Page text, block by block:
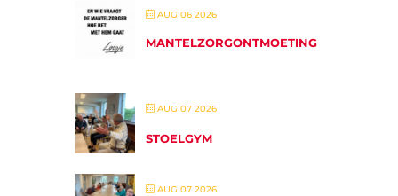
AUG 06 2026
MANTELZORGONTMOETING
AUG 07 2026
STOELGYM
AUG 07 2026